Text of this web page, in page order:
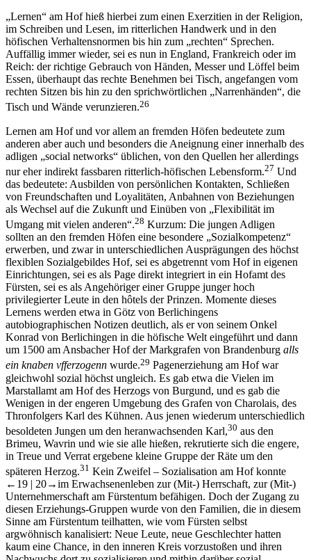
„Lernen“ am Hof hieß hierbei zum einen Exerzitien in der Religion,
im Schreiben und Lesen, im ritterlichen Handwerk und in den
höfischen Verhaltensnormen bis hin zum „rechten“ Sprechen.
Auffällig immer wieder, sei es nun in England, Frankreich oder im
Reich: der richtige Gebrauch von Händen, Messer und Löffel beim
Essen, überhaupt das rechte Benehmen bei Tisch, angefangen vom
rechten Sitzen bis hin zu den sprichwörtlichen „Narrenhänden“, die
Tisch und Wände verunzieren.26
Lernen am Hof und vor allem an fremden Höfen bedeutete zum
anderen aber auch und besonders die Aneignung einer innerhalb des
adligen „social networks“ üblichen, von den Quellen her allerdings
nur eher indirekt fassbaren ritterlich-höfischen Lebensform.27 Und
das bedeutete: Ausbilden von persönlichen Kontakten, Schließen
von Freundschaften und Loyalitäten, Anbahnen von Beziehungen
als Wechsel auf die Zukunft und Einüben von „Flexibilität im
Umgang mit vielen anderen“.28 Kurzum: Die jungen Adligen
sollten an den fremden Höfen eine besondere „Sozialkompetenz“
erwerben, und zwar in unterschiedlichen Ausprägungen des höchst
flexiblen Sozialgebildes Hof, sei es abgetrennt vom Hof in eigenen
Einrichtungen, sei es als Page direkt integriert in ein Hofamt des
Fürsten, sei es als Angehöriger einer Gruppe junger hoch
privilegierter Leute in den hôtels der Prinzen. Momente dieses
Lernens werden etwa in Götz von Berlichingens
autobiographischen Notizen deutlich, als er von seinem Onkel
Konrad von Berlichingen in die höfische Welt eingeführt und dann
um 1500 am Ansbacher Hof der Markgrafen von Brandenburg alls
ein knaben vfferzogenn wurde.29 Pagenerziehung am Hof war
gleichwohl sozial höchst ungleich. Es gab etwa die Vielen im
Marstallamt am Hof des Herzogs von Burgund, und es gab die
Wenigen in der engeren Umgebung des Grafen von Charolais, des
Thronfolgers Karl des Kühnen. Aus jenen wiederum unterschiedlich
besoldeten Jungen um den heranwachsenden Karl,30 aus den
Brimeu, Wavrin und wie sie alle hießen, rekrutierte sich die engere,
in Treue und Verrat ergebene kleine Gruppe der Räte um den
späteren Herzog.31 Kein Zweifel – Sozialisation am Hof konnte
←19 | 20→im Erwachsenenleben zur (Mit-) Herrschaft, zur (Mit-)
Unternehmerschaft am Fürstentum befähigen. Doch der Zugang zu
diesen Erziehungs-Gruppen wurde von den Familien, die in diesem
Sinne am Fürstentum teilhatten, wie vom Fürsten selbst
argwöhnisch kanalisiert: Neue Leute, neue Geschlechter hatten
kaum eine Chance, in den inneren Kreis vorzustoßen und ihren